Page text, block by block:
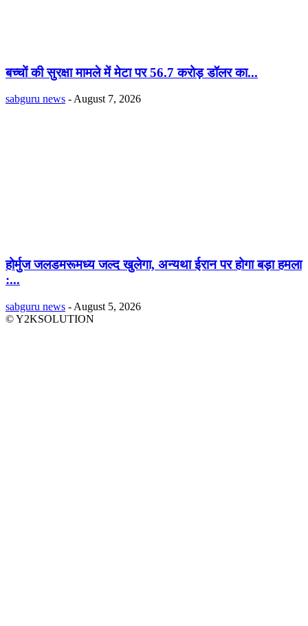
बच्चों की सुरक्षा मामले में मेटा पर 56.7 करोड़ डॉलर का...
sabguru news - August 7, 2026
होर्मुज जलडमरूमध्य जल्द खुलेगा, अन्यथा ईरान पर होगा बड़ा हमला
:...
sabguru news - August 5, 2026
© Y2KSOLUTION